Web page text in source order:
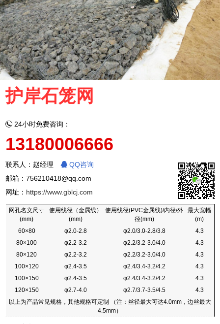
护岸石笼网
24小时免费咨询：
13180006666
联系人：赵经理
QQ咨询
邮箱：756210418@qq.com
网址： https://www.gblcj.com
网孔名义尺寸
(mm)
使用线径（金属线）
(mm)
使用线径(PVC金属线)/内径/外
径(mm)
最大宽幅
(m)
60×80
φ2.0-2.8 φ2.0/3.0-2.8/3.8
4.3
80×100
φ2.2-3.2 φ2.2/3.2-3.0/4.0
4.3
80×120
φ2.2-3.2 φ2.2/3.2-3.0/4.0
4.3
100×120
φ2.4-3.5 φ2.4/3.4-3.2/4.2
4.3
100×150
φ2.4-3.5 φ2.4/3.4-3.2/4.2
4.3
120×150
φ2.7-4.0 φ2.7/3.7-3.5/4.5
4.3
以上为产品常见规格，其他规格可定制 （注：丝径最大可达4.0mm，边丝最大
4.5mm）